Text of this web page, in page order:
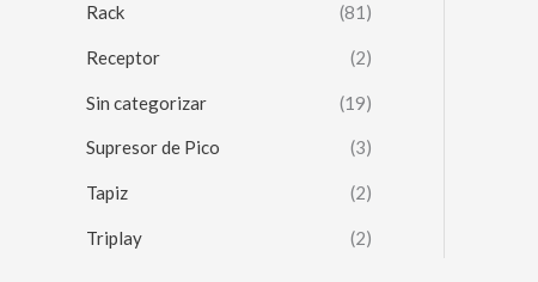
Rack (81)
Receptor (2)
Sin categorizar (19)
Supresor de Pico (3)
Tapiz (2)
Triplay (2)